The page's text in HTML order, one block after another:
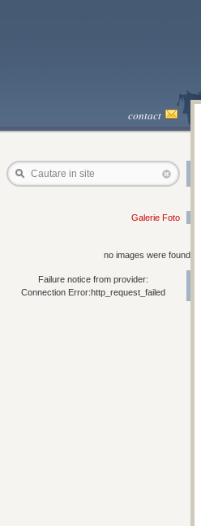
contact
Cautare in site
Galerie Foto
no images were found
Failure notice from provider:
Connection Error:http_request_failed